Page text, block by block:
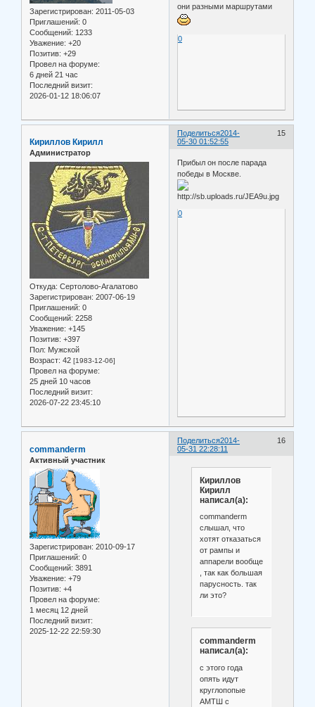
Зарегистрирован: 2011-05-03
Приглашений: 0
Сообщений: 1233
Уважение: +20
Позитив: +29
Провел на форуме:
6 дней 21 час
Последний визит:
2026-01-12 18:06:07
они разными маршрутами
0
Поделиться 15
2014-
05-30 01:52:55
Кириллов Кирилл
Администратор
Откуда: Сертолово-Агалатово
Зарегистрирован: 2007-06-19
Приглашений: 0
Сообщений: 2258
Уважение: +145
Позитив: +397
Пол: Мужской
Возраст: 42 [1983-12-06]
Провел на форуме:
25 дней 10 часов
Последний визит:
2026-07-22 23:45:10
Прибыл он после парада
победы в Москве.
0
Поделиться 16
2014-
05-31 22:28:11
commanderm
Активный участник
Зарегистрирован: 2010-09-17
Приглашений: 0
Сообщений: 3891
Уважение: +79
Позитив: +4
Провел на форуме:
1 месяц 12 дней
Последний визит:
2025-12-22 22:59:30
Кириллов
Кирилл
написал(а):
commanderm
слышал, что
хотят отказаться
от рампы и
аппарели вообще
, так как большая
парусность. так
ли это?
commanderm
написал(а):
с этого года
опять идут
круглопопые
АМТШ с